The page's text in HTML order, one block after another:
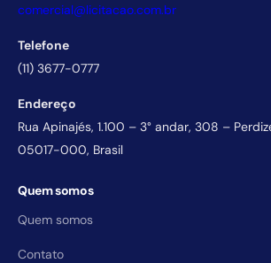
comercial@licitacao.com.br
Telefone
(11) 3677-0777
Endereço
Rua Apinajés, 1.100 – 3° andar, 308 –
05017-000, Brasil
Quem somos
Quem somos
Contato